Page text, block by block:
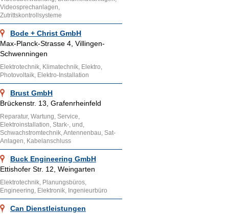
Videosprechanlagen,
Zutrittskontrollsysteme
Bode + Christ GmbH
Max-Planck-Strasse 4, Villingen-
Schwenningen
Elektrotechnik, Klimatechnik, Elektro,
Photovoltaik, Elektro-Installation
Brust GmbH
Brückenstr. 13, Grafenrheinfeld
Reparatur, Wartung, Service,
Elektroinstallation, Stark-, und,
Schwachstromtechnik, Antennenbau, Sat-
Anlagen, Kabelanschluss
Buck Engineering GmbH
Ettishofer Str. 12, Weingarten
Elektrotechnik, Planungsbüros,
Engineering, Elektronik, Ingenieurbüro
Can Dienstleistungen